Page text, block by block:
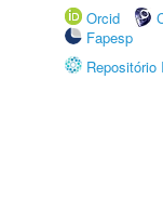
Orcid
Fapesp